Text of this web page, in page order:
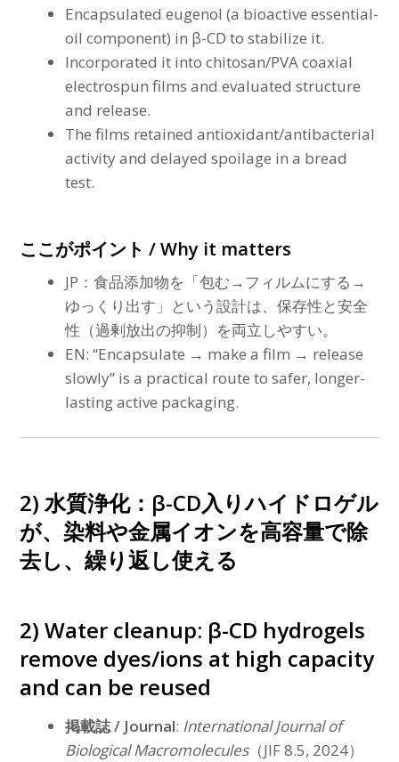
Encapsulated eugenol (a bioactive essential-
oil component) in β-CD to stabilize it.
Incorporated it into chitosan/PVA coaxial
electrospun films and evaluated structure
and release.
The films retained antioxidant/antibacterial
activity and delayed spoilage in a bread
test.
ここがポイント / Why it matters
JP：食品添加物を「包む→フィルムにする→
ゆっくり出す」という設計は、保存性と安全
性（過剰放出の抑制）を両立しやすい。
EN: “Encapsulate → make a film → release
slowly” is a practical route to safer, longer-
lasting active packaging.
2) 水質浄化：β-CD入りハイドロゲル
が、染料や金属イオンを高容量で除
去し、繰り返し使える
2) Water cleanup: β-CD hydrogels
remove dyes/ions at high capacity
and can be reused
掲載誌 / Journal: International Journal of
Biological Macromolecules（JIF 8.5, 2024）